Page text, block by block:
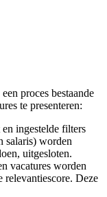
proces bestaande
te presenteren:
ingestelde filters
salaris) worden
uitgesloten.
vacatures worden
relevantiescore. Deze